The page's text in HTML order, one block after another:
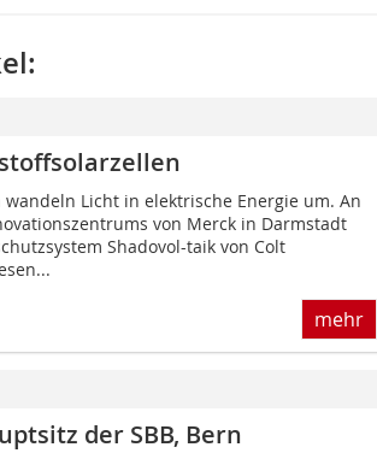
Licht in elektrische Energie um. An
von Merck in Darmstadt
Shadovol-taik von Colt
mehr
der SBB, Bern